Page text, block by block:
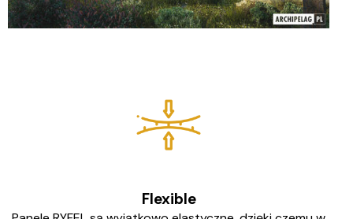
Flexible